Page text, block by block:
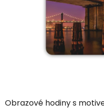
Obrazové hodiny s